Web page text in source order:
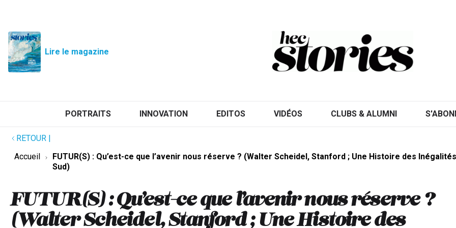
Lire le magazine
PORTRAITS INNOVATION EDITOS VIDÉOS CLUBS & ALUMNI
RETOUR |
Accueil
FUTUR(S) : Qu’est-ce que l’avenir nous réserve ? (Walter Scheidel, Stanford ; Une Histoire des
Sud)
FUTUR(S) : Qu’est-ce que l’avenir nous réserve ?
(Walter Scheidel, Stanford ; Une Histoire des